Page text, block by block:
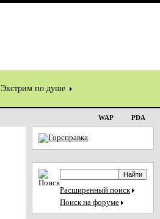
Экстрим по душе
WAP PDA
Расширенный поиск
Поиск на форуме